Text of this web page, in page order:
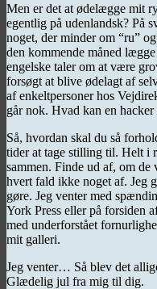
Men er det at ødelægge mit
egentlig på udenlandsk? På
noget, der minder om “ru”
den kommende måned
engelske taler om at være
forsøgt at blive ødelagt af
af enkeltpersoner hos
går nok. Hvad kan en
Så, hvordan skal du så
tider at tage stilling til. Helt i
sammen. Finde ud af, om
hvert fald ikke noget af. Jeg
gøre. Jeg venter med
York Press eller på forsiden
med underforstået
mit galleri.
Jeg venter… Så blev det
Glædelig jul fra mig til dig.